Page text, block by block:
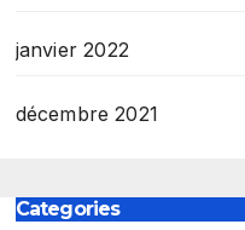
janvier 2022
décembre 2021
Categories